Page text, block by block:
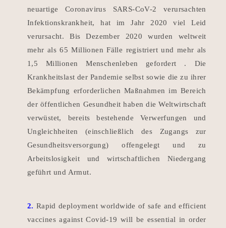
neuartige Coronavirus SARS-CoV-2 verursachten
Infektionskrankheit, hat im Jahr 2020 viel Leid
verursacht. Bis Dezember 2020 wurden weltweit
mehr als 65 Millionen Fälle registriert und mehr als
1,5 Millionen Menschenleben gefordert
.
Die
Krankheitslast der Pandemie selbst sowie die zu ihrer
Bekämpfung erforderlichen Maßnahmen im Bereich
der öffentlichen Gesundheit haben die Weltwirtschaft
verwüstet, bereits bestehende Verwerfungen und
Ungleichheiten (einschließlich des Zugangs zur
Gesundheitsversorgung) offengelegt und zu
Arbeitslosigkeit und wirtschaftlichen Niedergang
geführt und Armut.
2. Rapid deployment worldwide of safe and efficient
vaccines against Covid-19 will be essential in order